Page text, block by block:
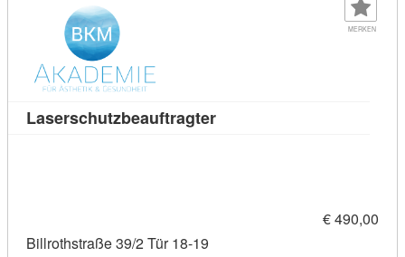
MERKEN
LaserschutzbeauftragterKursdetail:
€ 490,00
Billrothstraße 39/2 Tür 18-19